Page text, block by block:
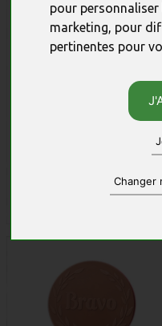
pour
marketing, pour
pertinentes pour
Changer
Gravure chocolat et mini-
plaques
chocolat et emballage
personnalisables
10 X 10 CM - 40 G